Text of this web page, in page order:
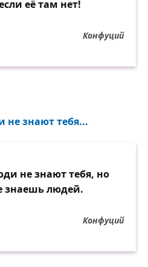
её там нет!
Конфуций
не знают тебя...
не знают тебя, но
знаешь людей.
Конфуций